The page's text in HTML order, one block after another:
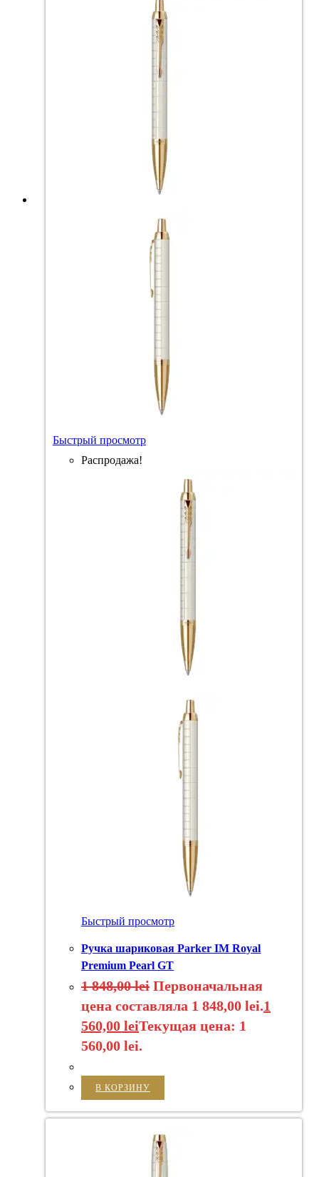
Быстрый просмотр
Распродажа!
Быстрый просмотр
Ручка шариковая Parker IM Royal
Premium Pearl GT
1 848,00lei Первоначальная
цена составляла 1 848,00 lei.1
560,00 leiТекущая цена: 1
560,00 lei.
В КОРЗИНУ